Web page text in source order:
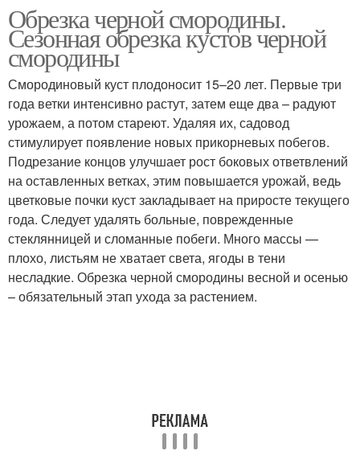
Обрезка черной смородины.
Сезонная обрезка кустов черной
смородины
Смородиновый куст плодоносит 15–20 лет. Первые три
года ветки интенсивно растут, затем еще два – радуют
урожаем, а потом стареют. Удаляя их, садовод
стимулирует появление новых прикорневых побегов.
Подрезание концов улучшает рост боковых ответвлений
на оставленных ветках, этим повышается урожай, ведь
цветковые почки куст закладывает на приросте текущего
года. Следует удалять больные, поврежденные
стеклянницей и сломанные побеги. Много массы —
плохо, листьям не хватает света, ягоды в тени
несладкие. Обрезка черной смородины весной и осенью
– обязательный этап ухода за растением.